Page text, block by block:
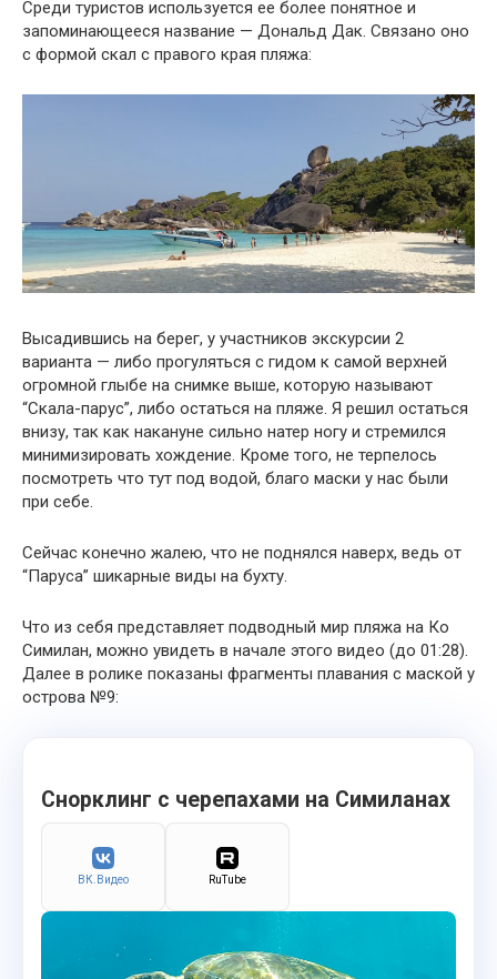
Среди туристов используется ее более понятное и
запоминающееся название — Дональд Дак. Связано оно
с формой скал с правого края пляжа:
Высадившись на берег, у участников экскурсии 2
варианта — либо прогуляться с гидом к самой верхней
огромной глыбе на снимке выше, которую называют
“Скала-парус”, либо остаться на пляже. Я решил остаться
внизу, так как накануне сильно натер ногу и стремился
минимизировать хождение. Кроме того, не терпелось
посмотреть что тут под водой, благо маски у нас были
при себе.
Сейчас конечно жалею, что не поднялся наверх, ведь от
“Паруса” шикарные виды на бухту.
Что из себя представляет подводный мир пляжа на Ко
Симилан, можно увидеть в начале этого видео (до 01:28).
Далее в ролике показаны фрагменты плавания с маской у
острова №9:
Снорклинг с черепахами на Симиланах
ВК.Видео RuTube